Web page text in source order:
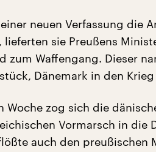
neuen Verfassung die
sie Preußens
zum Waffengang. Dieser
Dänemark in den
Woche zog sich die
Vormarsch in die
auch den preußischen